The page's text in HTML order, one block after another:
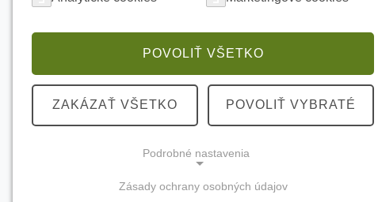
POVOLIŤ VŠETKO
ZAKÁZAŤ VŠETKO POVOLIŤ VYBRATÉ
Podrobné nastavenia
Zásady ochrany osobných údajov